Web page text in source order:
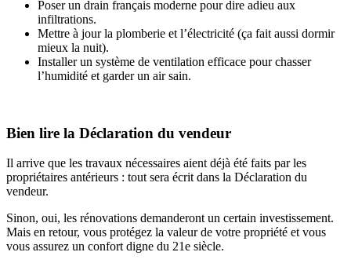
Poser un drain français moderne pour dire adieu aux
infiltrations.
Mettre à jour la plomberie et l’électricité (ça fait aussi dormir
mieux la nuit).
Installer un système de ventilation efficace pour chasser
l’humidité et garder un air sain.
Bien lire la Déclaration du vendeur
Il arrive que les travaux nécessaires aient déjà été faits par les
propriétaires antérieurs : tout sera écrit dans la Déclaration du
vendeur.
Sinon, oui, les rénovations demanderont un certain investissement.
Mais en retour, vous protégez la valeur de votre propriété et vous
vous assurez un confort digne du 21e siècle.